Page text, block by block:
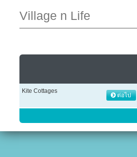
Village n Life
Kite Cottages
ต่อไป